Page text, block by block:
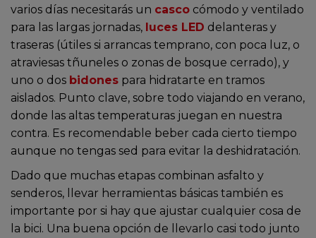
varios días necesitarás un casco cómodo y ventilado
para las largas jornadas, luces LED delanteras y
traseras (útiles si arrancas temprano, con poca luz, o
atraviesas tñuneles o zonas de bosque cerrado), y
uno o dos bidones para hidratarte en tramos
aislados. Punto clave, sobre todo viajando en verano,
donde las altas temperaturas juegan en nuestra
contra. Es recomendable beber cada cierto tiempo
aunque no tengas sed para evitar la deshidratación.
Dado que muchas etapas combinan asfalto y
senderos, llevar herramientas básicas también es
importante por si hay que ajustar cualquier cosa de
la bici. Una buena opción de llevarlo casi todo junto